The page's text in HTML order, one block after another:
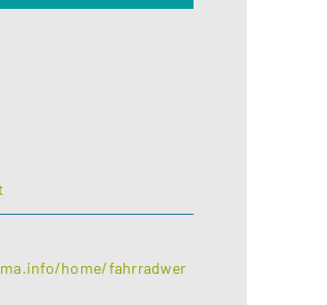
home/fahrradwer